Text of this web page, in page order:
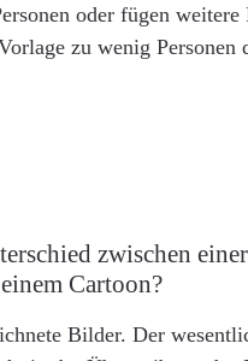
oder fügen weitere
zu wenig Personen
zwischen einer
Cartoon?
Bilder. Der